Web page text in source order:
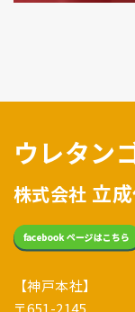
ウレタン
株式会社 立
【神戸本社】
〒651-2145